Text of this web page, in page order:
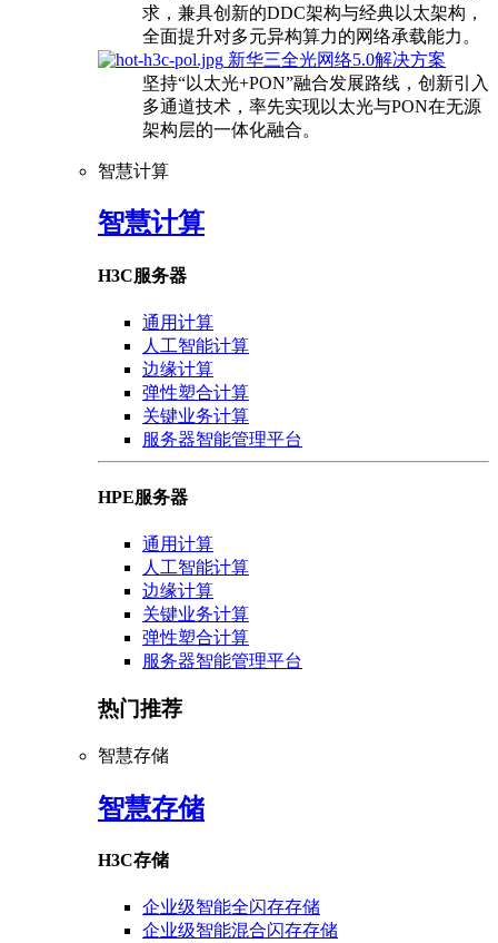
求，兼具创新的DDC架构与经典以太架构，
全面提升对多元异构算力的网络承载能力。
新华三全光网络5.0解决方案
坚持“以太光+PON”融合发展路线，创新引入
多通道技术，率先实现以太光与PON在无源
架构层的一体化融合。
智慧计算
智慧计算
H3C服务器
通用计算
人工智能计算
边缘计算
弹性塑合计算
关键业务计算
服务器智能管理平台
HPE服务器
通用计算
人工智能计算
边缘计算
关键业务计算
弹性塑合计算
服务器智能管理平台
热门推荐
智慧存储
智慧存储
H3C存储
企业级智能全闪存存储
企业级智能混合闪存存储